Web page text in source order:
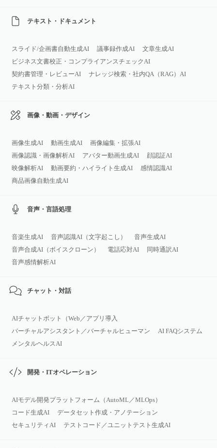
テキスト・ドキュメント
スライド/企画書自動生成AI 議事録作成AI
文章生成AI
ビジネス文書校正・コンプライアンスチェックAI
契約書管理・レビューAI
ナレッジ検索・社内QA（RAG）AI
テキスト分類・分析AI
画像・動画・デザイン
画像生成AI 動画生成AI
画像編集・拡張AI
画像認識・画像解析AI
アバター動画生成AI
顔認証AI
映像解析AI
動画要約・ハイライト生成AI
感情認識AI
商品画像自動生成AI
音声・言語処理
音楽生成AI 音声認識AI（文字起こし）
音声生成AI
音声合成AI（ボイスクローン）
電話応対AI
同時通訳AI
音声感情解析AI
チャット・対話
AIチャットボット（Web／アプリ導入
バーチャルアシスタント／バーチャルヒューマン
AI FAQシステム
メンタルヘルスAI
開発・ITオペレーション
AIモデル開発プラットフォーム（AutoML／MLOps）
コード生成AI
データセット作成・アノテーション
セキュリティAI
テストコード／ユニットテスト生成AI